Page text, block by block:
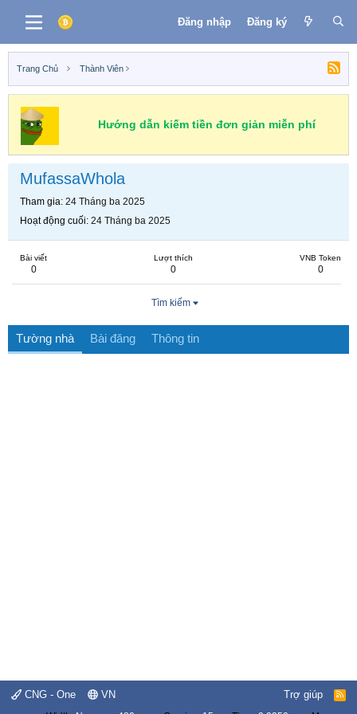
Đăng nhập Đăng ký
Trang Chủ Thành Viên
Hướng dẫn kiếm tiền đơn giản miễn phí
MufassaWhola
Tham gia 24 Tháng ba 2025
Hoạt động cuối 24 Tháng ba 2025
Bài viết
0
Lượt thích
0
VNB Token
0
Tìm kiếm
Tường nhà Bài đăng Thông tin
CNG - One VN Trợ giúp
R